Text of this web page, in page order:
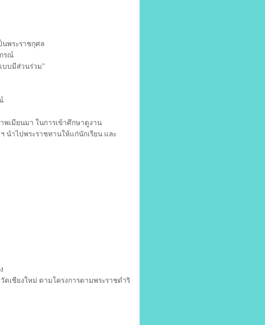
นพระราชกุศล
รณ์
บบมีส่วนร่วม"
เมียนมา ในการเข้าศึกษาดูงาน
นำไปพระราชทานให้แก่นักเรียน และ
ดเชียงใหม่ ตามโครงการตามพระราชดำริ